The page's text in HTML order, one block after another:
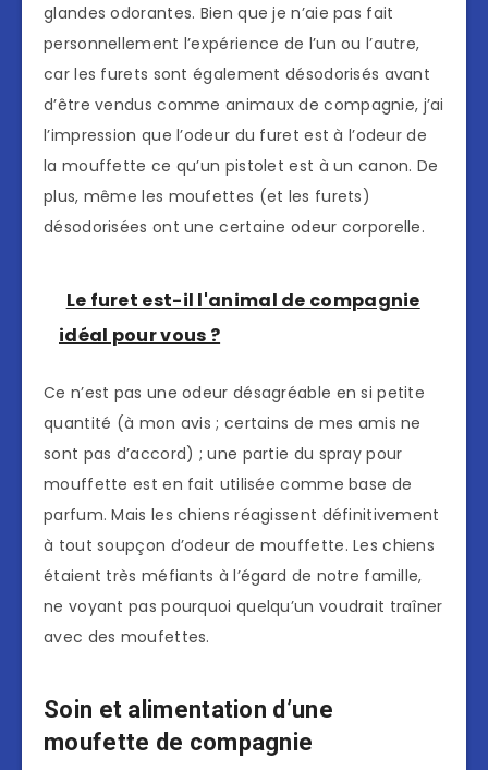
glandes odorantes. Bien que je n’aie pas fait
personnellement l’expérience de l’un ou l’autre,
car les furets sont également désodorisés avant
d’être vendus comme animaux de compagnie, j’ai
l’impression que l’odeur du furet est à l’odeur de
la mouffette ce qu’un pistolet est à un canon. De
plus, même les moufettes (et les furets)
désodorisées ont une certaine odeur corporelle.
Le furet est-il l'animal de compagnie
idéal pour vous ?
Ce n’est pas une odeur désagréable en si petite
quantité (à mon avis ; certains de mes amis ne
sont pas d’accord) ; une partie du spray pour
mouffette est en fait utilisée comme base de
parfum. Mais les chiens réagissent définitivement
à tout soupçon d’odeur de mouffette. Les chiens
étaient très méfiants à l’égard de notre famille,
ne voyant pas pourquoi quelqu’un voudrait traîner
avec des moufettes.
Soin et alimentation d’une
moufette de compagnie